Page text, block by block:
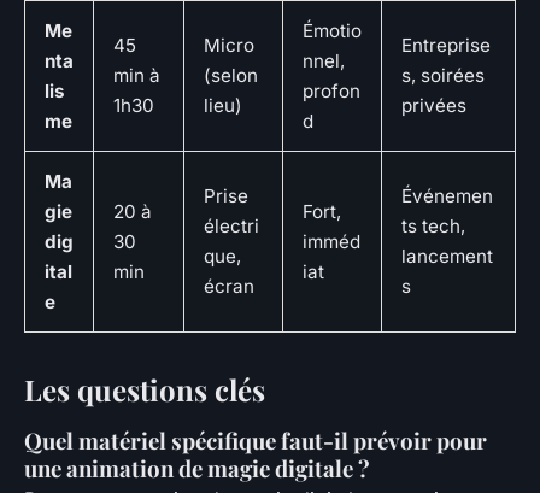
Me
nta
lis
me
45
min à
1h30
Micro
(selon
lieu)
Émotio
nnel,
profon
d
Entreprise
s, soirées
privées
Ma
gie
dig
ital
e
20 à
30
min
Prise
électri
que,
écran
Fort,
imméd
iat
Événemen
ts tech,
lancement
s
Les questions clés
Quel matériel spécifique faut-il prévoir pour
une animation de magie digitale ?